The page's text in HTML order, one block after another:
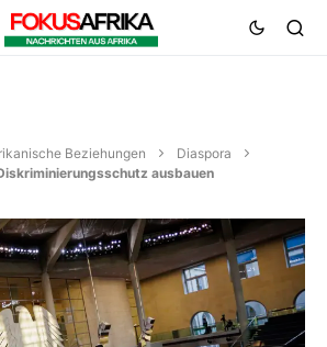
Beziehungen
Diaspora
ausbauen